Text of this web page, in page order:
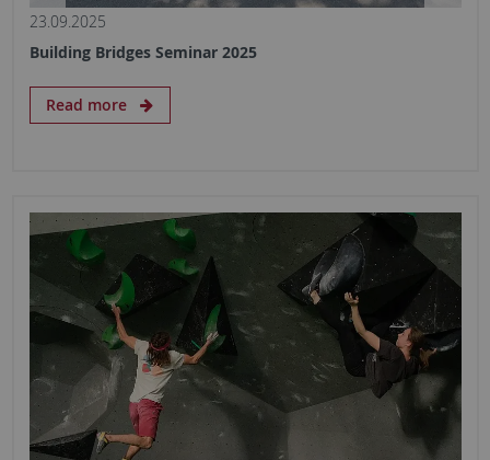
23.09.2025
Building Bridges Seminar 2025
Read more